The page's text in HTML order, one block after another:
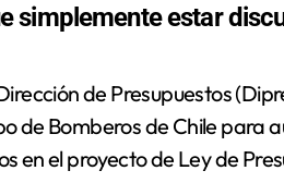
simplemente estar
de Bomberos de Chile para
en el proyecto de Ley de